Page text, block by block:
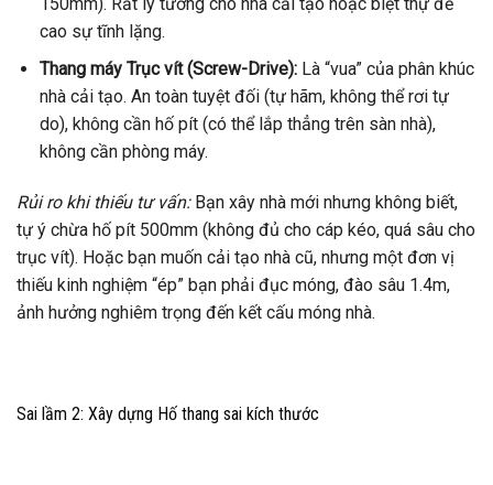
cao sự tĩnh lặng.
Thang máy Trục vít (Screw-Drive):Là “vua” của phân khúc
nhà cải tạo. An toàn tuyệt đối (tự hãm, không thể rơi tự
do), không cần hố pít (có thể lắp thẳng trên sàn nhà),
không cần phòng máy.
Rủi ro khi thiếu tư vấn:Bạn xây nhà mới nhưng không biết,
tự ý chừa hố pít 500mm (không đủ cho cáp kéo, quá sâu cho
trục vít). Hoặc bạn muốn cải tạo nhà cũ, nhưng một đơn vị
thiếu kinh nghiệm “ép” bạn phải đục móng, đào sâu 1.4m,
ảnh hưởng nghiêm trọng đến kết cấu móng nhà.
Sai lầm 2: Xây dựng Hố thang sai kích thước